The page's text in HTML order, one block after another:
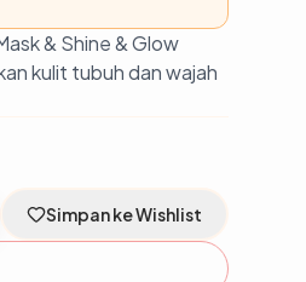
& Shine & Glow
kulit tubuh dan wajah
Simpan ke Wishlist